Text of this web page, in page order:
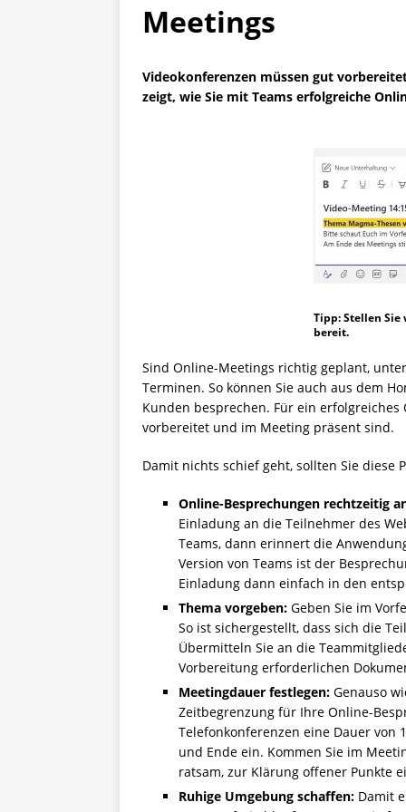
Meetings
Videokonferenzen müssen gut
zeigt, wie Sie mit Teams erfolgreiche
Tipp: Stellen
bereit.
Sind Online-Meetings richtig geplant,
Terminen. So können Sie auch aus dem
Kunden besprechen. Für ein
vorbereitet und im Meeting präsent sind.
Damit nichts schief geht, sollten Sie diese
Online-Besprechungen rechtzeitig
Einladung an die Teilnehmer des
Teams, dann erinnert die
Version von Teams ist der
Einladung dann einfach in den
Thema vorgeben: Geben Sie im
So ist sichergestellt, dass sich die
Übermitteln Sie an die
Vorbereitung erforderlichen
Meetingdauer festlegen: Genauso
Zeitbegrenzung für Ihre Online-
Telefonkonferenzen eine Dauer von
und Ende ein. Kommen Sie im
ratsam, zur Klärung offener Punkte
Ruhige Umgebung schaffen: Damit